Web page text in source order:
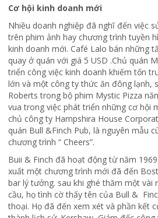
Cơ hội kinh doanh mới
Nhiều doanh nghiệp đã nghĩ đến việc
trên phim ảnh hay chương trình tuyền
kinh doanh mới. Café Lalo bán những
quay ở quán với giá 5 USD .Chủ quán
triển công việc kinh doanh khiếm tốn
lớn và một công ty thức ăn đông lạnh,
Roberts trong bộ phim Mystic Pizza
vua trong việc phát triển những cơ hội
chủ công ty Hampshira House
quán Bull &Finch Pub, là nguyên mẫu
chương trình “ Cheers”.
Buii & Finch đã hoạt động từ năm
xuất một chương trình mới đã đến
bar lý tưởng. sau khi ghé thăm một vài
cầu, họ tình cờ thấy tên của Bull &
thoại. Họ đã đến xem xét và phần kết